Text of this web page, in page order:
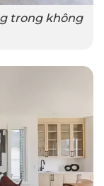
trong không